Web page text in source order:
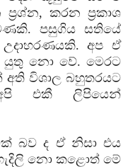
කරන ප්‍රකාශ
පසුගිය සතියේ
අප ඒ
යුතු නො වේ. මෙරට
අති විශාල බහුතරයට
එකී ලිපියෙන්
බව ද ඒ නිසා එය
නො කළොත් මේ